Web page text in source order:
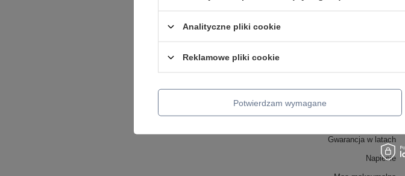
Gwarancja w latach
Napiecie
Analityczne pliki cookie
Reklamowe pliki cookie
Potwierdzam wymagane